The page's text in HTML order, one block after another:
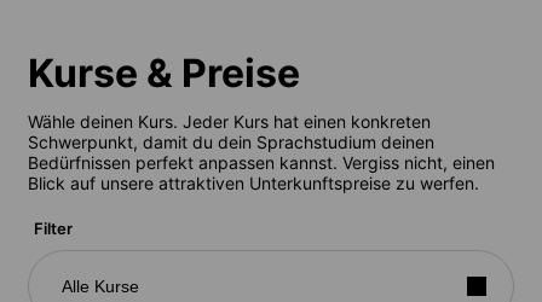
Kurse & Preise
Wähle deinen Kurs. Jeder Kurs hat einen konkreten
Schwerpunkt, damit du dein Sprachstudium deinen
Bedürfnissen perfekt anpassen kannst. Vergiss nicht, einen
Blick auf unsere attraktiven Unterkunftspreise zu werfen.
Filter
Alle Kurse